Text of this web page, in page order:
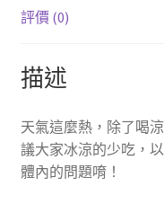
評價 (0)
描述
天氣這麼熱，除了喝
議大家冰涼的少吃，
體內的問題唷！